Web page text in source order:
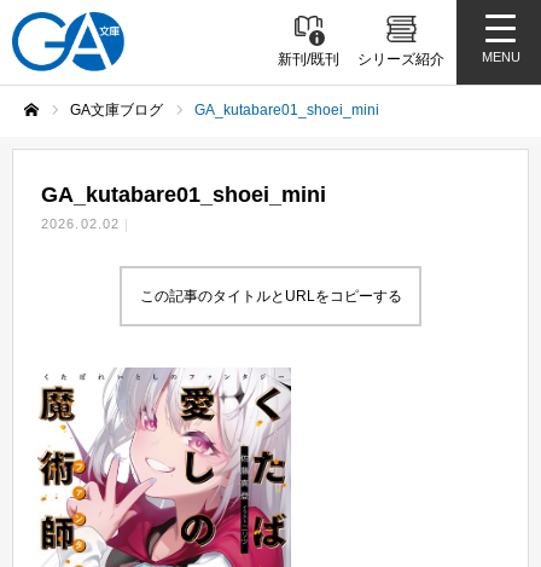
新刊/既刊 シリーズ紹介 MENU
GA文庫ブログ GA_kutabare01_shoei_mini
GA_kutabare01_shoei_mini
2026.02.02
この記事のタイトルとURLをコピーする